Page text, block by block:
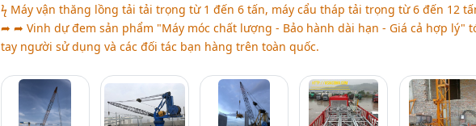
ϟ Máy vận thăng lồng tải tải trọng từ 1 đến 6 tấn, máy cẩu tháp tải trọng từ 6 đến 12
➦ ➦ Vinh dự đem sản phẩm "Máy móc chất lượng - Bảo hành dài hạn - Giá cả hợp lý"
tay người sử dụng và các đối tác bạn hàng trên toàn quốc.